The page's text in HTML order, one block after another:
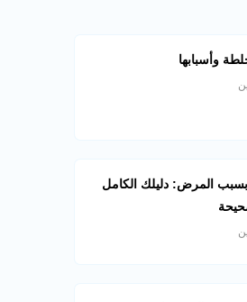
وأسبابها
المرض: دليلك الكامل